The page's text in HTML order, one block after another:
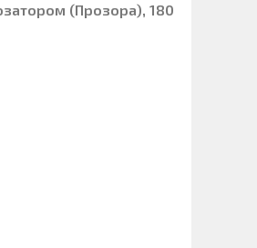
(Прозора), 180